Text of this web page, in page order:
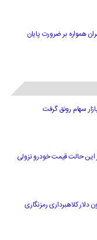
همواره بر ضرورت پایان
این حالت قیمت خودرو نزولی
ملی پرتغالی را با 580 میلیون دلار کلاهبرداری رمزنگاری